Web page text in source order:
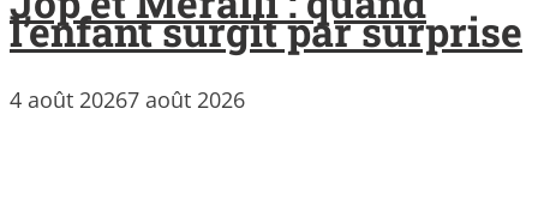
l’enfant surgit par surprise
4 août 20267 août 2026